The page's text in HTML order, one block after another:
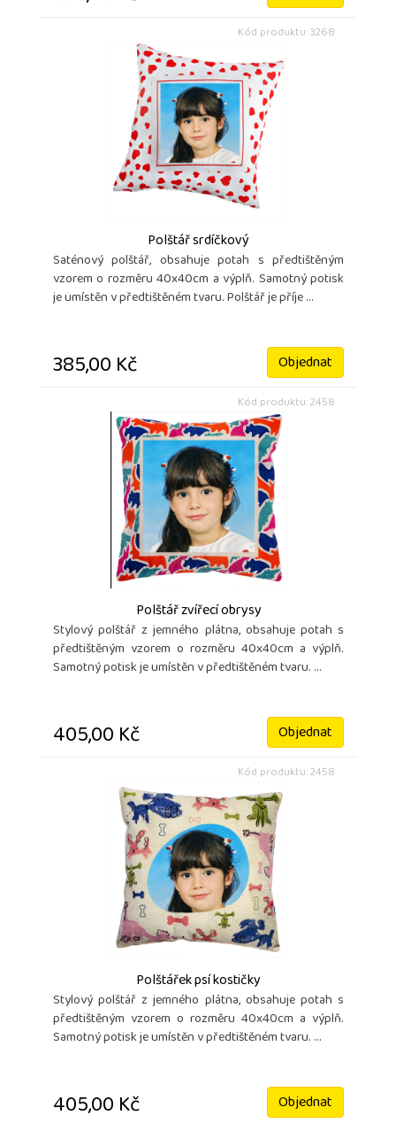
Kód produktu: 3268
Polštář srdíčkový
Saténový polštář, obsahuje potah s předtištěným
vzorem o rozměru 40x40cm a výplň. Samotný potisk
je umístěn v předtištěném tvaru. Polštář je příje ...
385,00 Kč Objednat
Kód produktu: 2458
Polštář zvířecí obrysy
Stylový polštář z jemného plátna, obsahuje potah s
předtištěným vzorem o rozměru 40x40cm a výplň.
Samotný potisk je umístěn v předtištěném tvaru. ...
405,00 Kč Objednat
Kód produktu: 2458
Polštářek psí kostičky
Stylový polštář z jemného plátna, obsahuje potah s
předtištěným vzorem o rozměru 40x40cm a výplň.
Samotný potisk je umístěn v předtištěném tvaru. ...
405,00 Kč Objednat